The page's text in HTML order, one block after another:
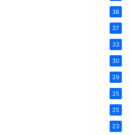
38
37
33
30
29
25
25
23